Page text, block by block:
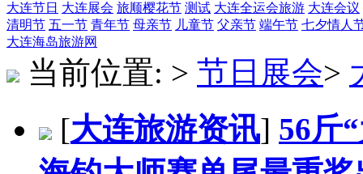
大连节日 大连展会 旅顺樱花节 测试 大连全运会旅游 大连会议
清明节 五一节 青年节 母亲节 儿童节 父亲节 端午节 七夕情人
大连海岛旅游网
当前位置: > 节日展会>
[大连旅游资讯] 56斤